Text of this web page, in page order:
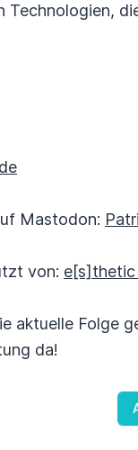
Mastodon:
von: e[s]thetic
aktuelle Folge
da!